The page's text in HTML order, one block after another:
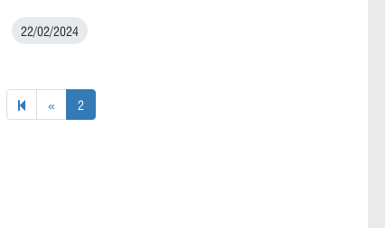
22/02/2024
«Previous
page
2